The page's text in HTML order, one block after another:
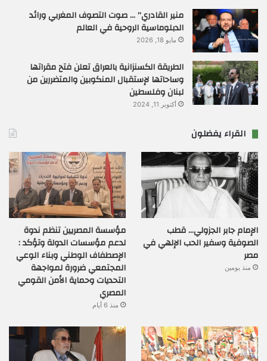
منير القادري” … صوت التصوف المغربي ورائد
الدبلوماسية الروحية في العالم
مايو 18, 2026
الطريقة الكسنزانية بالعراق تعلن فتح مقراتها
وساحاتها لإستقبال المنكوبين والمتضررين من
لبنان وفلسطين
أكتوبر 11, 2024
القراء يفضلون
الإمام جابر الجزولي… قطب
الصوفية وسفير الحب الإلهي في
مصر
منذ يومين
مؤسسة المصريين تنظم ندوة
لدعم مؤسسات الدولة وتؤكد :
الإصطفاف الوطني وبناء الوعي
المجتمعي ضرورة لمواجهة
التحديات وحماية الأمن القومي
المصري
منذ 6 أيام